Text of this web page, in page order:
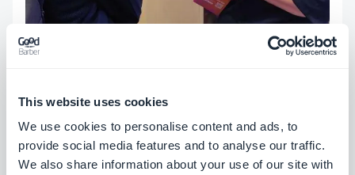
This website uses cookies
We use cookies to personalise content and ads, to
provide social media features and to analyse our traffic.
We also share information about your use of our site with